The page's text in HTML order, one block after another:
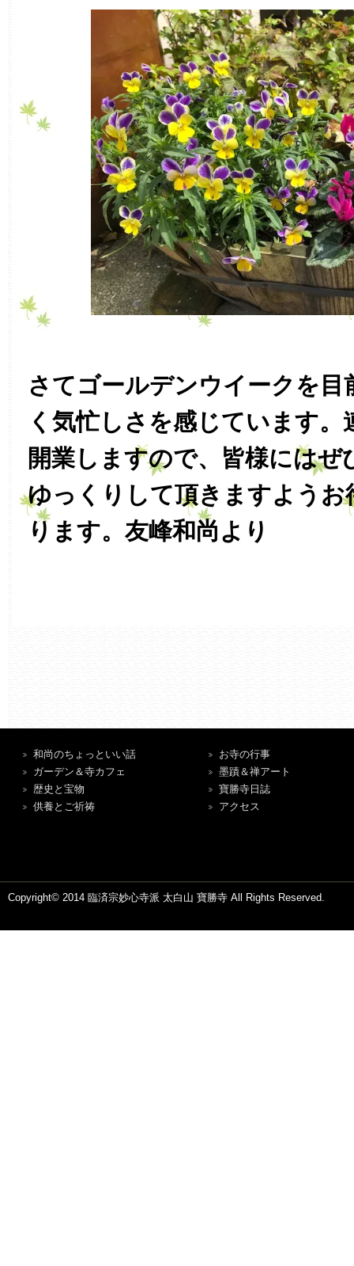
さてゴールデンウイークを
く気忙しさを感じています
開業しますので、皆様にはぜ
ゆっくりして頂きますようお
ります。友峰和尚より
和尚のちょっといい話
ガーデン＆寺カフェ
歴史と宝物
供養とご祈祷
お寺の行事
墨蹟＆禅アート
寶勝寺日誌
アクセス
Copyright© 2014 臨済宗妙心寺派 太白山 寶勝寺 All Rights Reserved.